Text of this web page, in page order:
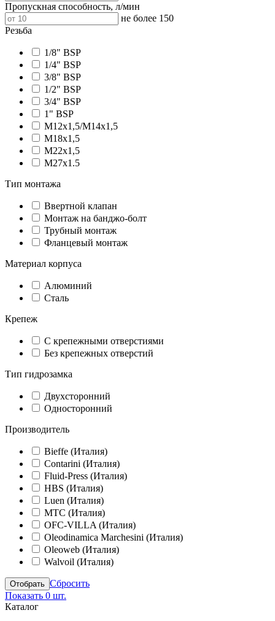
Пропускная способность, л/мин
не более 150
Резьба
1/8" BSP
1/4" BSP
3/8" BSP
1/2" BSP
3/4" BSP
1" BSP
M12x1,5/M14x1,5
M18x1,5
M22x1,5
M27x1.5
Тип монтажа
Ввертной клапан
Монтаж на банджо-болт
Трубный монтаж
Фланцевый монтаж
Материал корпуса
Алюминий
Сталь
Крепеж
С крепежными отверстиями
Без крепежных отверстий
Тип гидрозамка
Двухсторонний
Односторонний
Производитель
Bieffe (Италия)
Contarini (Италия)
Fluid-Press (Италия)
HBS (Италия)
Luen (Италия)
MTC (Италия)
OFC-VILLA (Италия)
Oleodinamica Marchesini (Италия)
Oleoweb (Италия)
Walvoil (Италия)
Сбросить
Показать 0 шт.
Каталог